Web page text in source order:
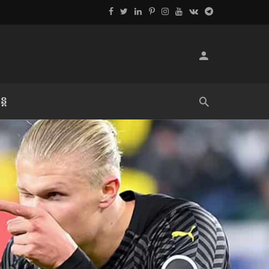
លិខិតប្រិយមិត្ត៖ «អំពីទោសៈ»